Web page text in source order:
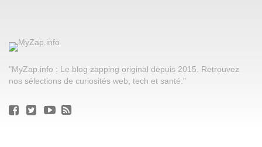
"MyZap.info : Le blog zapping original depuis 2015. Retrouvez
nos sélections de curiosités web, tech et santé."